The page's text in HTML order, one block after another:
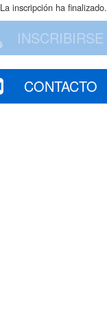
La inscripción ha finalizado.
INSCRIBIRSE
CONTACTO